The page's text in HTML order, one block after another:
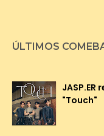
ÚLTIMOS
"Touch"